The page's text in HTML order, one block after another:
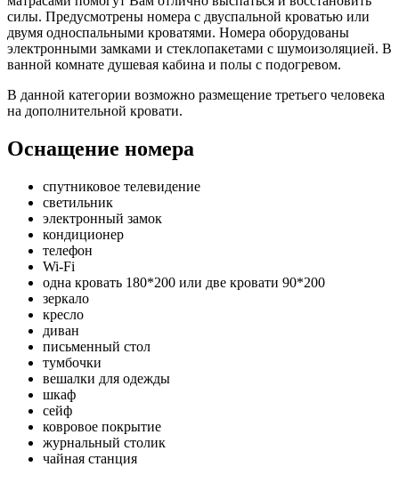
силы. Предусмотрены номера с двуспальной кроватью или
двумя односпальными кроватями. Номера оборудованы
электронными замками и стеклопакетами с шумоизоляцией. В
ванной комнате душевая кабина и полы с подогревом.
В данной категории возможно размещение третьего человека
на дополнительной кровати.
Оснащение номера
спутниковое телевидение
светильник
электронный замок
кондиционер
телефон
Wi-Fi
одна кровать 180*200 или две кровати 90*200
зеркало
кресло
диван
письменный стол
тумбочки
вешалки для одежды
шкаф
сейф
ковровое покрытие
журнальный столик
чайная станция